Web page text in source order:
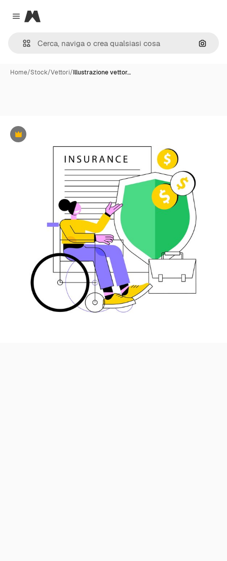
Close menu
Magnific
Cerca
Home/Stock/Vettori/Illustrazione vettor…
Premium